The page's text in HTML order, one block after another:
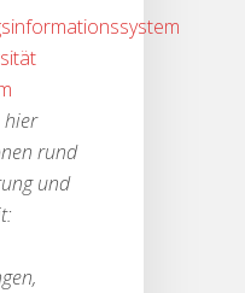
hier
rund
und